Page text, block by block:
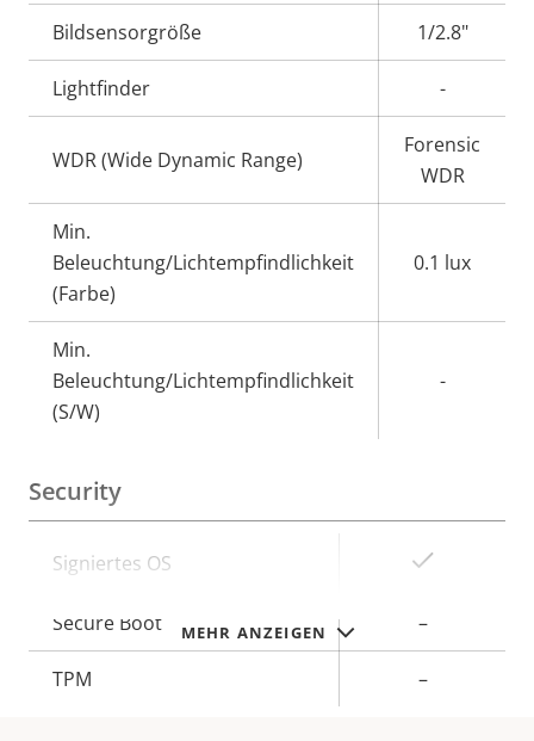
MEHR ANZEIGEN
Bildsensorgröße 1/2.8"
Lightfinder -
WDR (Wide Dynamic Range)
Forensic
WDR
Min.
Beleuchtung/Lichtempfindlichkeit
(Farbe)
0.1 lux
Min.
Beleuchtung/Lichtempfindlichkeit
(S/W)
-
Security
Eigentumsbeschreibung Eigentumswert
Signiertes OS
Secure Boot –
TPM –